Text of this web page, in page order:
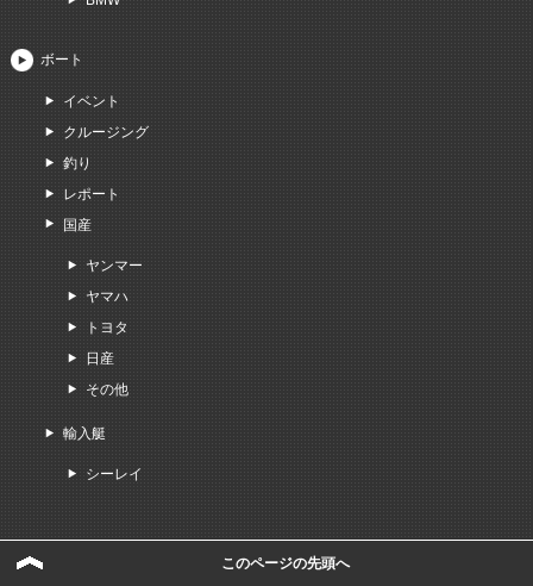
ボート
イベント
クルージング
釣り
レポート
国産
ヤンマー
ヤマハ
トヨタ
日産
その他
輸入艇
シーレイ
このページの先頭へ